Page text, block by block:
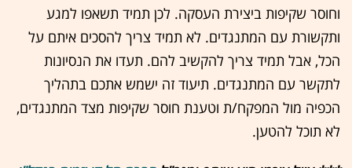
וחוסר שקיפות ביצירת העסקה. לכן תמיד תשאפו למגע
ותקשורת עם המתנגדים. לא תמיד צריך להסכים איתם על
הכל, אבל תמיד צריך להקשיב להם. תעדו את הנסיונות
לתקשר עם המתנגדים. תיעוד זה ישמש אתכם בתהליך
הכפיה מול המפקח/ת וטענת חוסר שקיפות מצד המתנגדים,
לא תוכל להטען.